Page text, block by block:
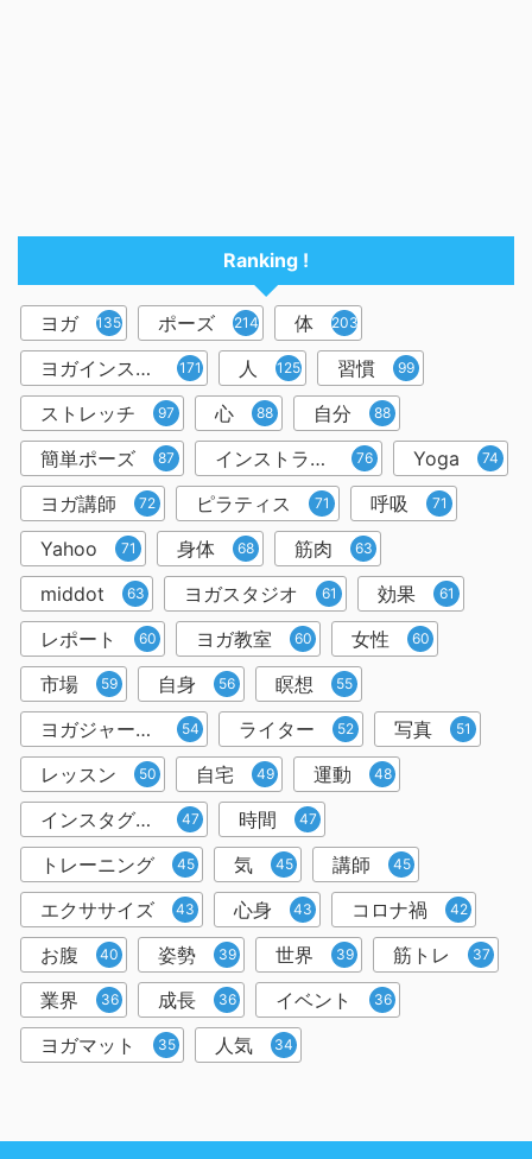
Ranking !
ヨガ 1357 ポーズ 214 体 203
ヨガインストラクター 171 人 125 習慣 99
ストレッチ 97 心 88 自分 88
簡単ポーズ 87 インストラクター 76 Yoga 74
ヨガ講師 72 ピラティス 71 呼吸 71
Yahoo 71 身体 68 筋肉 63
middot 63 ヨガスタジオ 61 効果 61
レポート 60 ヨガ教室 60 女性 60
市場 59 自身 56 瞑想 55
ヨガジャーナルオンライン 54 ライター 52 写真 51
レッスン 50 自宅 49 運動 48
インスタグラム 47 時間 47
トレーニング 45 気 45 講師 45
エクササイズ 43 心身 43 コロナ禍 42
お腹 40 姿勢 39 世界 39 筋トレ 37
業界 36 成長 36 イベント 36
ヨガマット 35 人気 34